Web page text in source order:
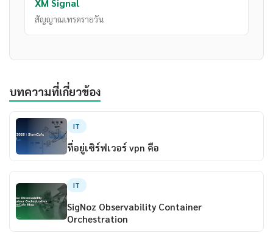
XM Signal
สัญญาณเทรดรายวัน
บทความที่เกี่ยวข้อง
IT
ที่อยู่เซิร์ฟเวอร์ vpn คือ
IT
SigNoz Observability Container
Orchestration